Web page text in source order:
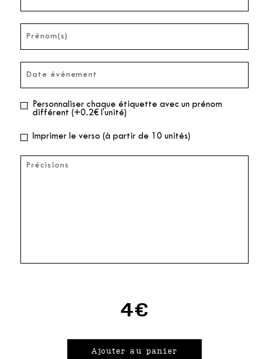
Personnaliser chaque étiquette avec un prénom
différent (+0.2€ l'unité)
Imprimer le verso (à partir de 10 unités)
4€